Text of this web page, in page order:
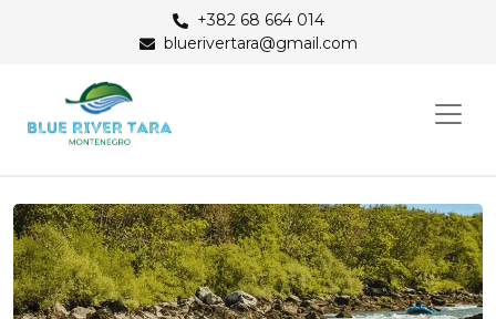
+382 68 664 014
bluerivertara@gmail.com